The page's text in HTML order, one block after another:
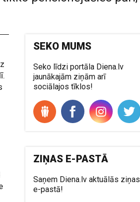
SEKO MUMS
Seko līdzi portāla Diena.lv
jaunākajām ziņām arī
sociālajos tīklos!
ZIŅAS E-PASTĀ
Saņem Diena.lv aktuālās ziņas
e-pastā!